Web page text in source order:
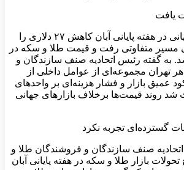
یافت
با وجود اینکه اونس جهانی در هفته پایانی آبان کاهش ۲۷ دلاری را
مسیر متفاوتی رفت و قیمت طلا و سکه در
به گفته رئیس اتحادیه صنف سازندگان و
تهران مجموعه‌ای از عوامل داخلی از
عمیق بازار و فشار هزینه‌ای بر واحدهای
شد روند قیمت‌ها برخلاف بازارهای جهانی
گسترده‌ای تجربه نکرد
اتحادیه صنف سازندگان و فروشندگان طلا و
بازار طلا و سکه در هفته پایانی آبان